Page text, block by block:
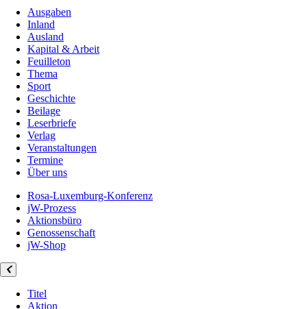
Ausgaben
Inland
Ausland
Kapital & Arbeit
Feuilleton
Thema
Sport
Geschichte
Beilage
Leserbriefe
Verlag
Veranstaltungen
Termine
Über uns
Rosa-Luxemburg-Konferenz
jW-Prozess
Aktionsbüro
Genossenschaft
jW-Shop
Titel
Aktion